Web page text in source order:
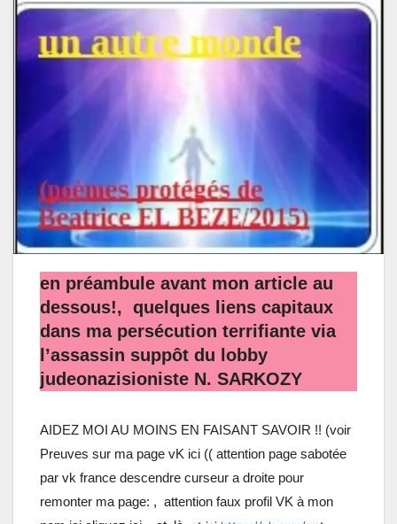
en préambule avant mon article au
dessous!, quelques liens capitaux
dans ma persécution terrifiante via
l’assassin suppôt du lobby
judeonazisioniste N. SARKOZY
AIDEZ MOI AU MOINS EN FAISANT SAVOIR !! (voir
Preuves sur ma page vK ici (( attention page sabotée
par vk france descendre curseur a droite pour
remonter ma page: , attention faux profil VK à mon